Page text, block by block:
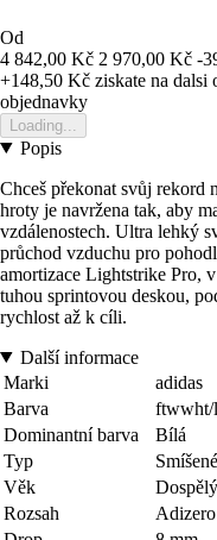
Od
4 842,00 Kč 2 970,00 Kč -
+148,50 Kč ziskate na dalsi
objednavky
Loading...
Popis
Chceš překonat svůj rekord
hroty je navržena tak, aby
vzdálenostech. Ultra lehký
průchod vzduchu pro
amortizace Lightstrike Pro,
tuhou sprintovou deskou,
rychlost až k cíli.
Další informace
Marki
adidas
Barva
ftwwht/
Dominantní barva
Bílá
Typ
Smíšené
Věk
Dospělý
Rozsah